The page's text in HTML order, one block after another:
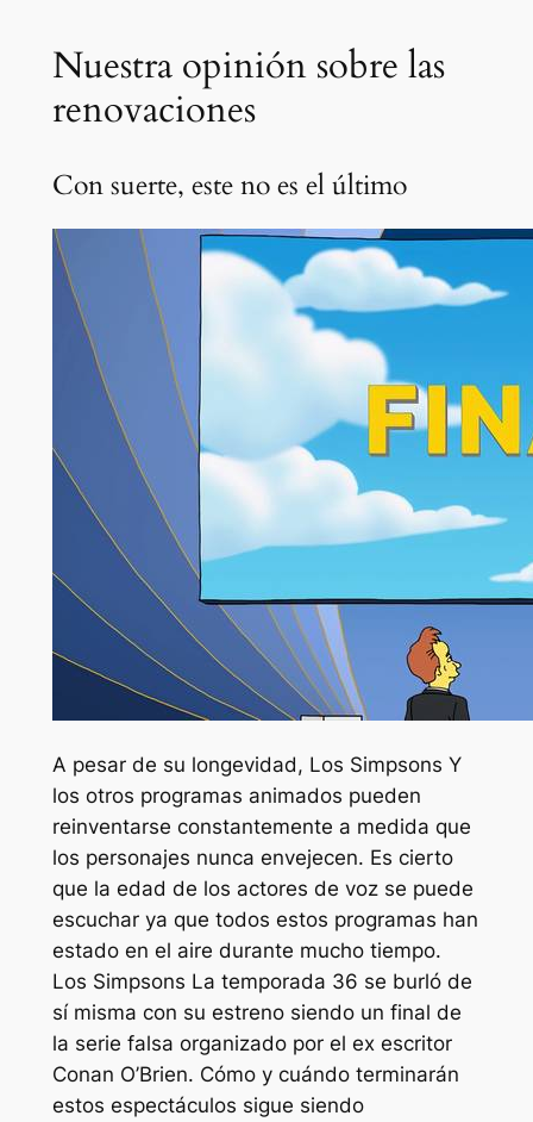
Nuestra opinión sobre las
renovaciones
Con suerte, este no es el último
A pesar de su longevidad, Los Simpsons Y
los otros programas animados pueden
reinventarse constantemente a medida que
los personajes nunca envejecen. Es cierto
que la edad de los actores de voz se puede
escuchar ya que todos estos programas han
estado en el aire durante mucho tiempo.
Los Simpsons La temporada 36 se burló de
sí misma con su estreno siendo un final de
la serie falsa organizado por el ex escritor
Conan O’Brien. Cómo y cuándo terminarán
estos espectáculos sigue siendo